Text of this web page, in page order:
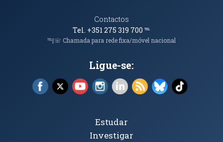
Contactos
Tel. +351 275 319 700℡
℡|☏ Chamada para rede fixa/móvel nacional
Ligue-se:
Facebook (abre em nova janela)
X (abre em nova janela)
YouTube (abre em nova janela)
Instagram (abre em nova janela)
LinkedIn (abre em nova
RSS (abre em nova
Bluesky (abre
TikTok
Tópicos Principais
Estudar
Investigar